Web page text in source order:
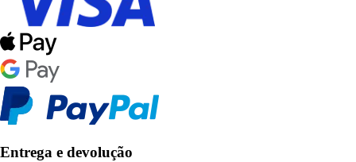
Entrega e devolução